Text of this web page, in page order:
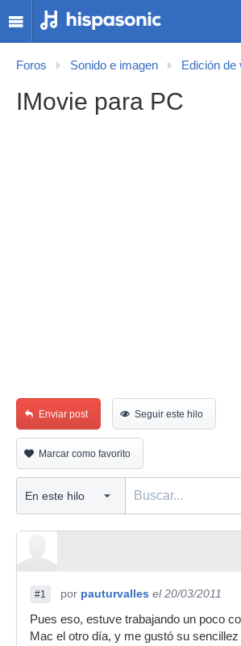
Foros Sonido e imagen Edición de
IMovie para PC
Enviar post Seguir este hilo
Marcar como favorito
#1 por pauturvalles el 20/03/2011
Pues eso, estuve trabajando un poco
Mac el otro día, y me gustó su